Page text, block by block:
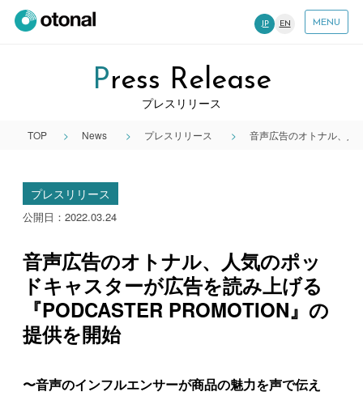
JP EN MENU
Press Release
プレスリリース
TOP News プレスリリース 音声広告のオトナル、人
プレスリリース
公開日：2022.03.24
音声広告のオトナル、人気のポッ
ドキャスターが広告を読み上げる
『PODCASTER PROMOTION』の
提供を開始
〜音声のインフルエンサーが商品の魅力を声で伝え